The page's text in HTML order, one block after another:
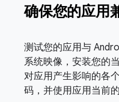
确保您的应用
测试您的应用与
系统映像，安装您的
对应用产生影响的各
码，并使用应用当前